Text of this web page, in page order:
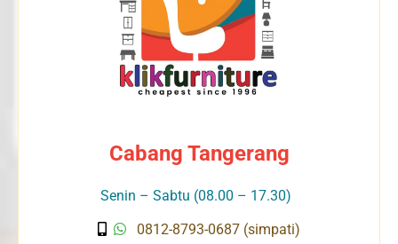
Cabang Tangerang
Senin – Sabtu (08.00 – 17.30)
0812-8793-0687 (simpati)